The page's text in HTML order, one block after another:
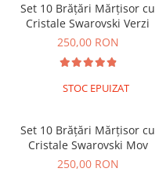
Lănțișoare cu Animale
Lănțișoare cu Molecule
Lănțișoare cu Pietre Naturale
Lănțișoare Argint Diverse
COLIERE CU PERLE
Coliere cu Perle Preciosa
COLIERE ȘNUR REGLABIL
Set 10 Brățări Mărțisor cu
Cristale Swarovski Verzi
250,00 RON
STOC EPUIZAT
Set 10 Brățări Mărțisor cu
Cristale Swarovski Mov
250,00 RON